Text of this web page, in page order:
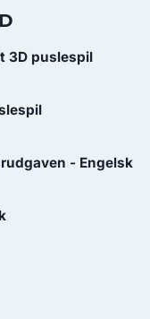
3D puslespil
- Engelsk